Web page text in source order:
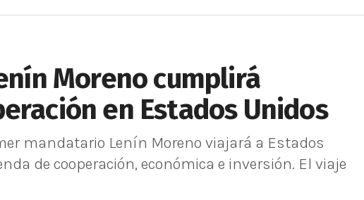
Moreno cumplirá
en Estados Unidos
mandatario Lenín Moreno viajará a Estados
de cooperación, económica e inversión. El viaje